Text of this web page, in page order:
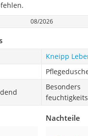
08/2026
Kneipp
Besonders
Nachteile